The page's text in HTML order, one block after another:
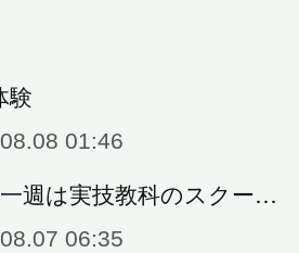
験
01:46
週は実技教科のスクー…
06:35